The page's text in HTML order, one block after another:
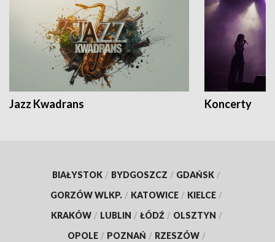
Jazz Kwadrans Koncerty
BIAŁYSTOK / BYDGOSZCZ / GDAŃSK /
GORZÓW WLKP. / KATOWICE / KIELCE /
KRAKÓW / LUBLIN / ŁÓDŹ / OLSZTYN /
OPOLE / POZNAŃ / RZESZÓW /